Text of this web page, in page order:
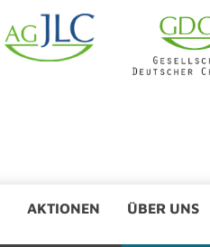
AK­TIO­NEN ÜBER UNS